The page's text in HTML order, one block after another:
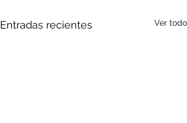
Entradas recientes Ver todo